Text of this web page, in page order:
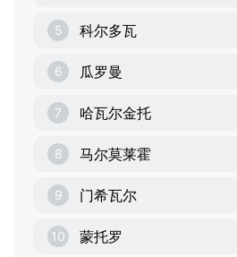
5 科尔多瓦
6 瓜罗曼
7 哈瓦尔金托
8 马尔莫莱霍
9 门希瓦尔
10 蒙托罗